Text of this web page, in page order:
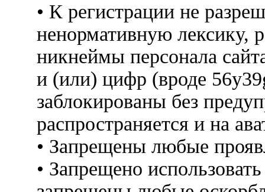
• К регистрации не
ненормативную лексику,
никнеймы персонала
и (или) цифр (вроде
заблокированы без
распространяется и на
• Запрещены любые
• Запрещено